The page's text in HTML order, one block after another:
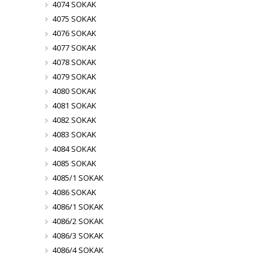
4074 SOKAK
4075 SOKAK
4076 SOKAK
4077 SOKAK
4078 SOKAK
4079 SOKAK
4080 SOKAK
4081 SOKAK
4082 SOKAK
4083 SOKAK
4084 SOKAK
4085 SOKAK
4085/1 SOKAK
4086 SOKAK
4086/1 SOKAK
4086/2 SOKAK
4086/3 SOKAK
4086/4 SOKAK